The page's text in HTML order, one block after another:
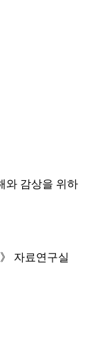
와 감상을 위하
자료연구실